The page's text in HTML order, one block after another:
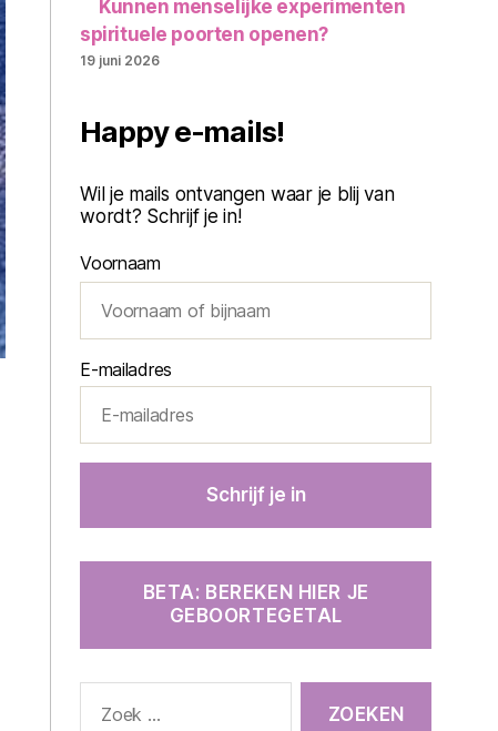
Kunnen menselijke experimenten
spirituele poorten openen?
19 juni 2026
Happy e-mails!
Wil je mails ontvangen waar je blij van
wordt? Schrijf je in!
Voornaam
E-mailadres
BETA: BEREKEN HIER JE
GEBOORTEGETAL
naar: